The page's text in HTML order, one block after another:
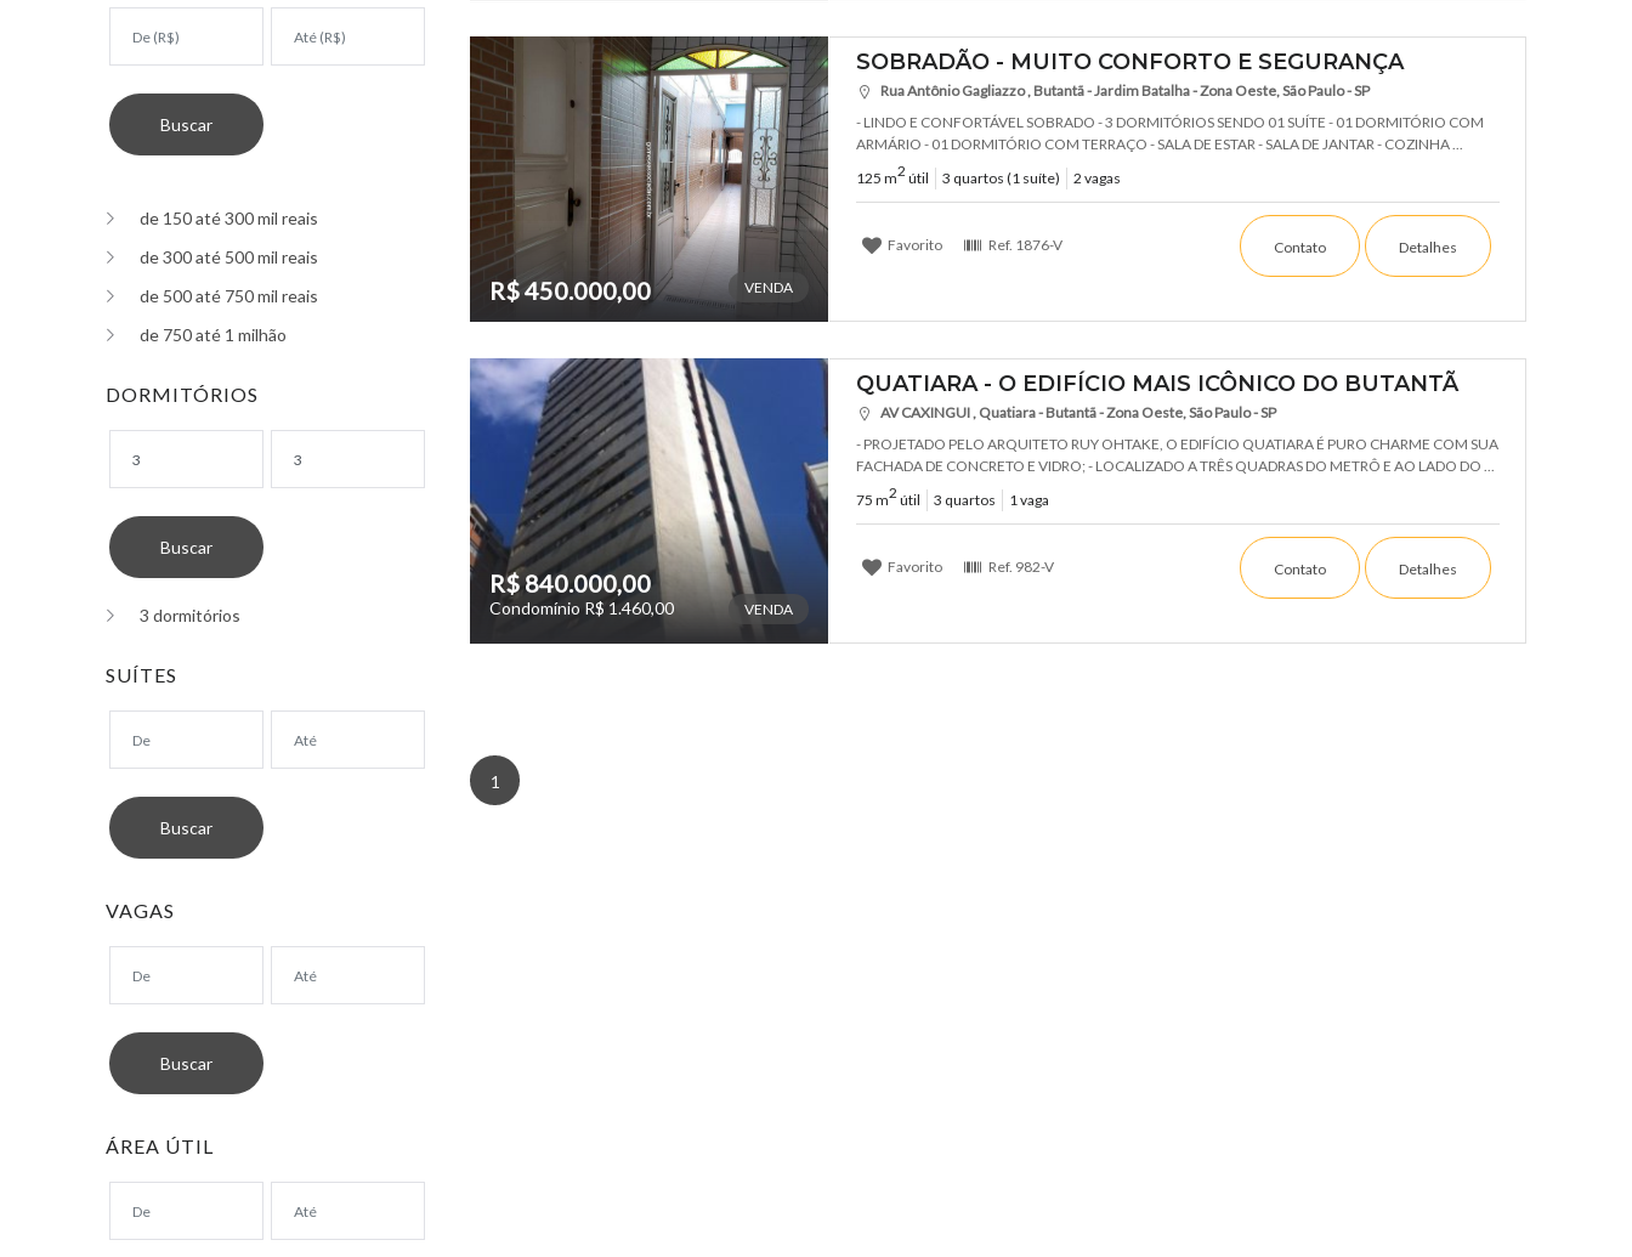
de 150 até 300 mil reais
de 300 até 500 mil reais
de 500 até 750 mil reais
de 750 até 1 milhão
DORMITÓRIOS
3 dormitórios
SUÍTES
VAGAS
ÁREA ÚTIL
R$ 450.000,00 VENDA
SOBRADÃO - MUITO CONFORTO E SEGURANÇA
Rua Antônio Gagliazzo , Butantã - Jardim Batalha - Zona Oeste, São Paulo - SP
- LINDO E CONFORTÁVEL SOBRADO - 3 DORMITÓRIOS SENDO 01 SUÍTE - 01 DORMITÓRIO COM
ARMÁRIO - 01 DORMITÓRIO COM TERRAÇO - SALA DE ESTAR - SALA DE JANTAR - COZINHA ...
125 m2 útil 3 quartos (1 suíte) 2 vagas
Favorito Ref. 1876-V Detalhes
Contato
R$ 840.000,00
Condomínio R$ 1.460,00 VENDA
QUATIARA - O EDIFÍCIO MAIS ICÔNICO DO BUTANTÃ
AV CAXINGUI , Quatiara - Butantã - Zona Oeste, São Paulo - SP
- PROJETADO PELO ARQUITETO RUY OHTAKE, O EDIFÍCIO QUATIARA É PURO CHARME COM SUA
FACHADA DE CONCRETO E VIDRO; - LOCALIZADO A TRÊS QUADRAS DO METRÔ E AO LADO DO ...
75 m2 útil 3 quartos 1 vaga
Favorito Ref. 982-V Detalhes
Contato
1